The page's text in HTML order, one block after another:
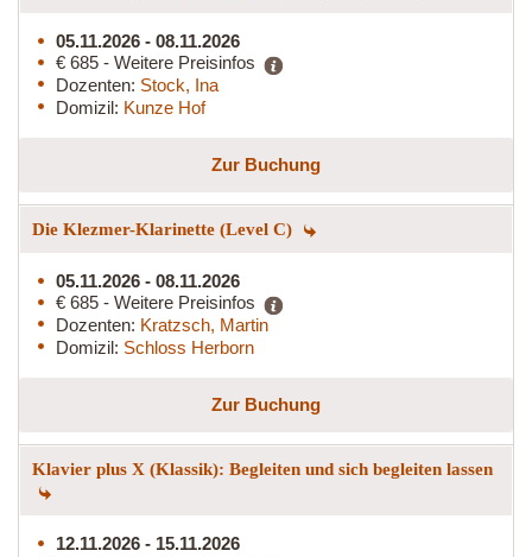
05.11.2026 - 08.11.2026
€ 685 - Weitere Preisinfos
Dozenten: Stock, Ina
Domizil: Kunze Hof
Zur Buchung
Die Klezmer-Klarinette (Level C)
05.11.2026 - 08.11.2026
€ 685 - Weitere Preisinfos
Dozenten: Kratzsch, Martin
Domizil: Schloss Herborn
Zur Buchung
Klavier plus X (Klassik): Begleiten und sich begleiten lassen
12.11.2026 - 15.11.2026